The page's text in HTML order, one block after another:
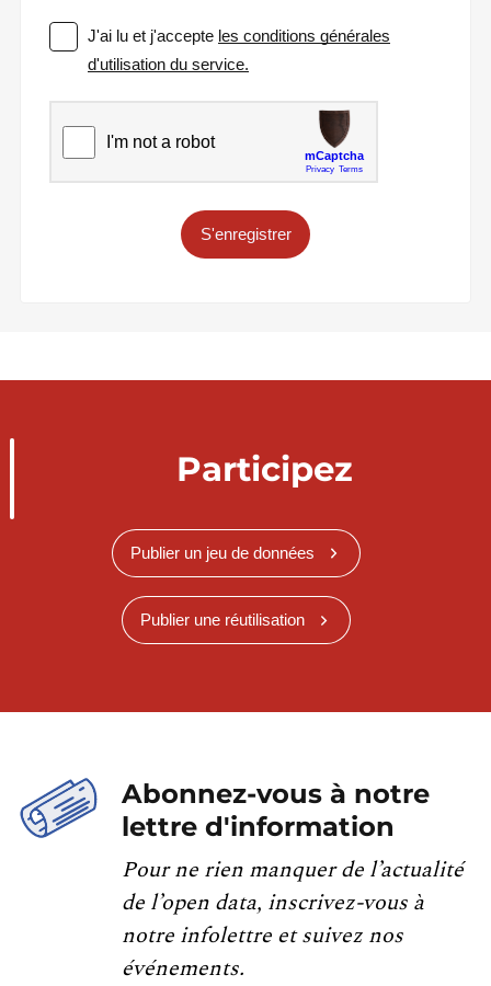
J'ai lu et j'accepte les conditions générales
d'utilisation du service.
S'enregistrer
Participez
Publier un jeu de données
Publier une réutilisation
Abonnez-vous à notre
lettre d'information
Pour ne rien manquer de l’actualité
de l’open data, inscrivez-vous à
notre infolettre et suivez nos
événements.